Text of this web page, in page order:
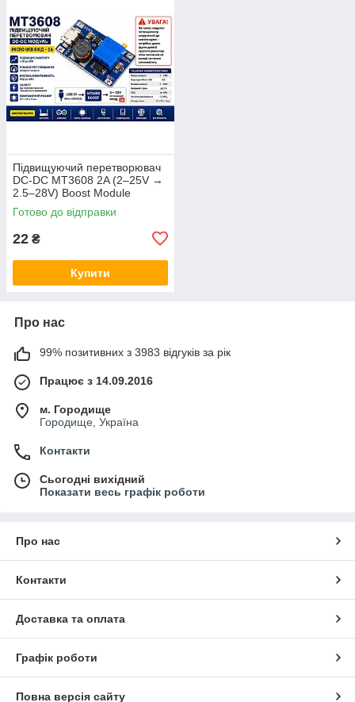
Підвищуючий перетворювач
DC-DC MT3608 2A (2–25V →
2.5–28V) Boost Module
Готово до відправки
22 ₴
Купити
Про нас
99% позитивних з 3983 відгуків за рік
Працює з 14.09.2016
м. Городище
Городище, Україна
Контакти
Сьогодні вихідний
Показати весь графік роботи
Про нас
Контакти
Доставка та оплата
Графік роботи
Повна версія сайту